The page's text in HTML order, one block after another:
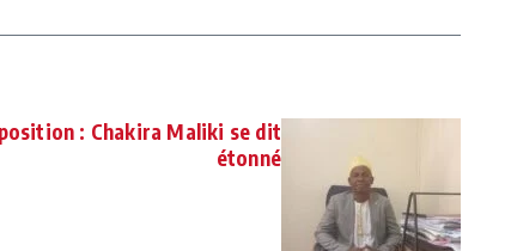
: Chakira Maliki se dit
étonné